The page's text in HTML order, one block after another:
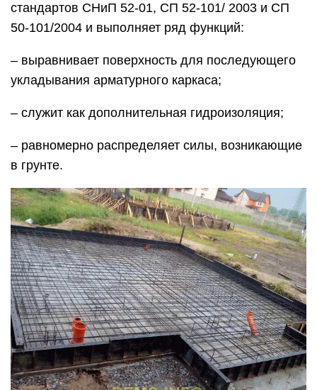
стандартов СНиП 52-01, СП 52-101/ 2003 и СП
50-101/2004 и выполняет ряд функций:
– выравнивает поверхность для последующего
укладывания арматурного каркаса;
– служит как дополнительная гидроизоляция;
– равномерно распределяет силы, возникающие
в грунте.